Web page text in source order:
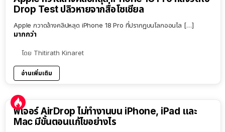
Drop Test ปลิวหายจากสื่อโซเชียล
Apple กวาดล้างคลิปหลุด iPhone 18 Pro ที่ปรากฏบนโลกออนไล […]
มากกว่า
โดย Thitirath Kinaret
อ่านเพิ่มเติม
ฟีเจอร์ AirDrop ไม่ทำงานบน iPhone, iPad และ
Mac มีขั้นตอนแก้ไขอย่างไร